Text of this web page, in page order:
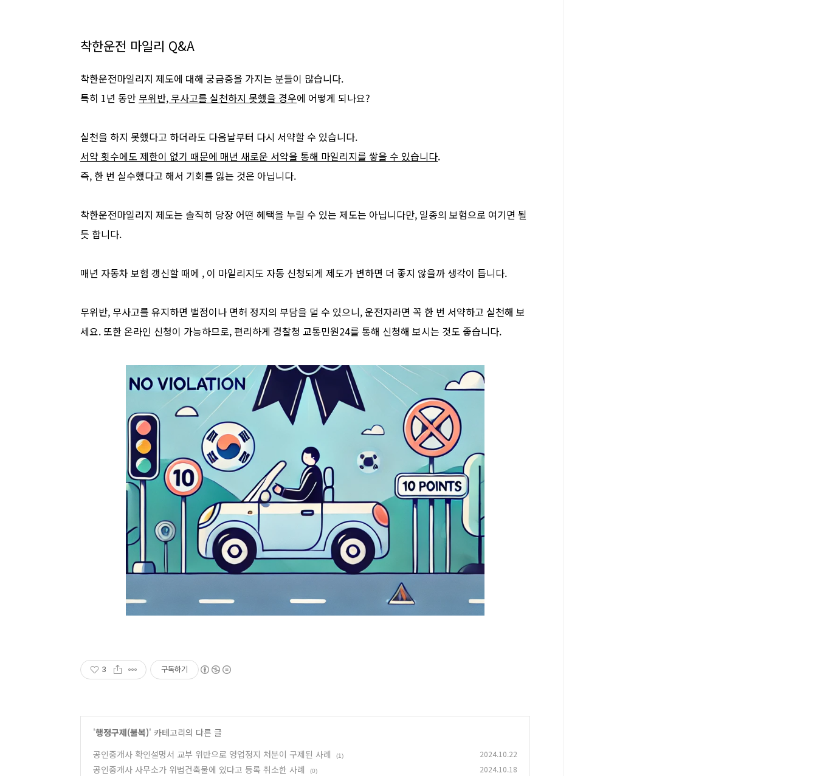
착한운전 마일리 Q&A
착한운전마일리지 제도에 대해 궁금증을 가지는 분들이 많습니다.
특히 1년 동안 무위반, 무사고를 실천하지 못했을 경우에 어떻게 되나요?
실천을 하지 못했다고 하더라도 다음날부터 다시 서약할 수 있습니다.
서약 횟수에도 제한이 없기 때문에 매년 새로운 서약을 통해 마일리지를 쌓을 수 있습니다.
즉, 한 번 실수했다고 해서 기회를 잃는 것은 아닙니다.
착한운전마일리지 제도는 솔직히 당장 어떤 혜택을 누릴 수 있는 제도는 아닙니다만, 일종의 보험으로 여기면 될
듯 합니다.
매년 자동차 보험 갱신할 때에 , 이 마일리지도 자동 신청되게 제도가 변하면 더 좋지 않을까 생각이 듭니다.
무위반, 무사고를 유지하면 벌점이나 면허 정지의 부담을 덜 수 있으니, 운전자라면 꼭 한 번 서약하고 실천해 보
세요. 또한 온라인 신청이 가능하므로, 편리하게 경찰청 교통민원24를 통해 신청해 보시는 것도 좋습니다.
3 구독하기
'행정구제(불복)' 카테고리의 다른 글
공인중개사 확인설명서 교부 위반으로 영업정지 처분이 구제된 사례
(1) 2024.10.22
공인중개사 사무소가 위법건축물에 있다고 등록 취소한 사례 (0) 2024.10.18